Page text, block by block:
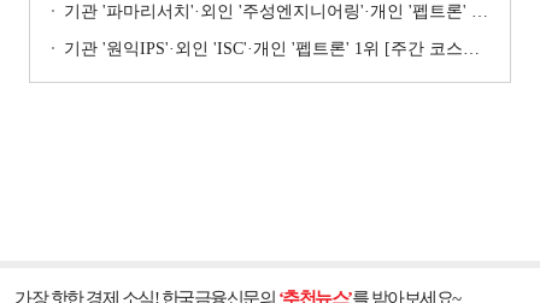
기관 '파마리서치'·외인 '주성엔지니어링'·개인 '펩트론' 1위 [주간 코스닥 순매수- 2026년 7월27일~7월31일]
기관 '원익IPS'·외인 'ISC'·개인 '펩트론' 1위 [주간 코스닥 순매수- 2026년 7월6일~7월10일]
가장 핫한 경제 소식! 한국금융신문의 ‘추천뉴스’를 받아보세요~